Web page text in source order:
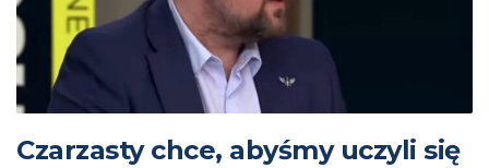
Czarzasty chce, abyśmy uczyli się